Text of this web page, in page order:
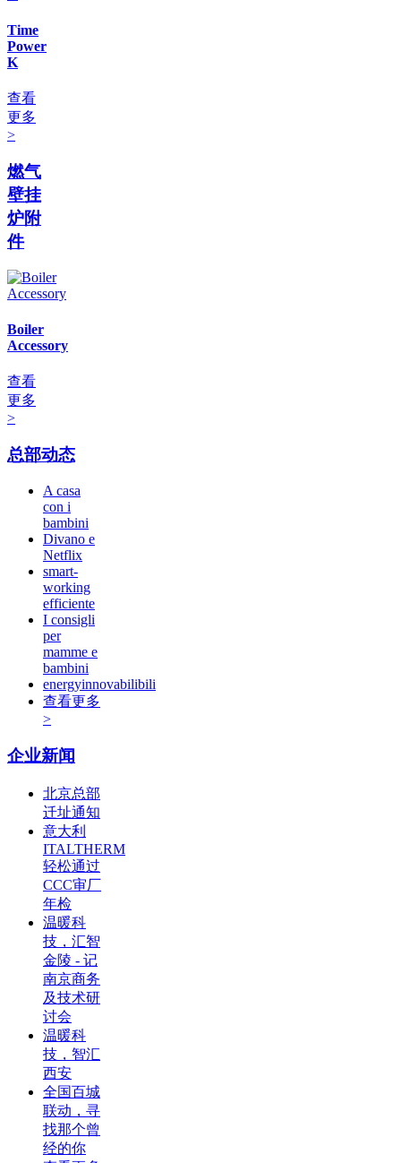
Time
Power
K
查看
更多
>
燃气
壁挂
炉附
件
Boiler
Accessory
查看
更多
>
总部动态
A casa
con i
bambini
Divano e
Netflix
smart-
working
efficiente
I consigli
per
mamme e
bambini
energyinnovabilibili
查看更多
>
企业新闻
北京总部
迁址通知
意大利
ITALTHERM
轻松通过
CCC审厂
年检
温暖科
技，汇智
金陵 - 记
南京商务
及技术研
讨会
温暖科
技，智汇
西安
全国百城
联动，寻
找那个曾
经的你